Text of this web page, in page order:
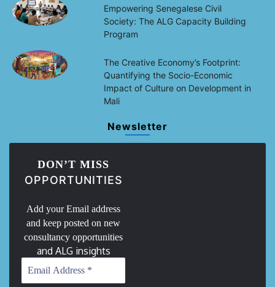
Empowering Senegalese Civil
Society: The ALG Capacity Building
Program
The Creative Economy’s Footprint:
Quantifying the Socio-Economic
Impact of Culture on Development in
Mali
Newsletter
DON’T MISS
OPPORTUNITIES
Add your Email address
and keep posted on new
consultancy opportunities
and ALG insights